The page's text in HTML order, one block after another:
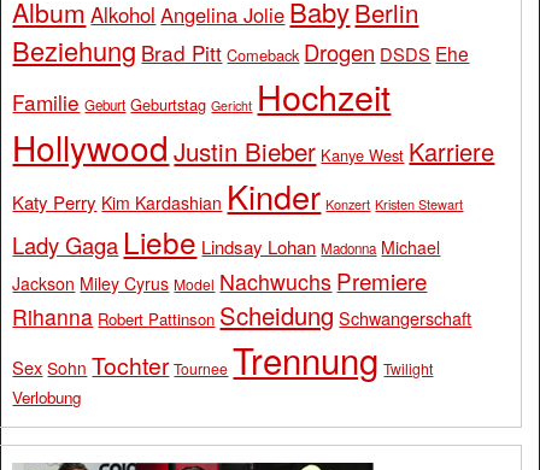
Album Alkohol Angelina Jolie BabyBerlin
Beziehung Brad Pitt Comeback Drogen DSDS Ehe
Familie Geburt Geburtstag Gericht Hochzeit
Hollywood Justin Bieber Kanye West Karriere
Katy Perry Kim Kardashian Kinder Konzert Kristen Stewart
Lady Gaga Liebe Lindsay Lohan Madonna Michael
Jackson Miley Cyrus Model Nachwuchs Premiere
Rihanna Robert Pattinson Scheidung Schwangerschaft
Sex Sohn Tochter Tournee Trennung Twilight
Verlobung